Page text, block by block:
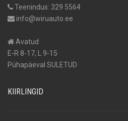
Teenindus: 329 5564
info@wiruauto.ee
Avatud
E-R 8-17, L 9-15
Pühapäeval SULETUD
KIIRLINGID